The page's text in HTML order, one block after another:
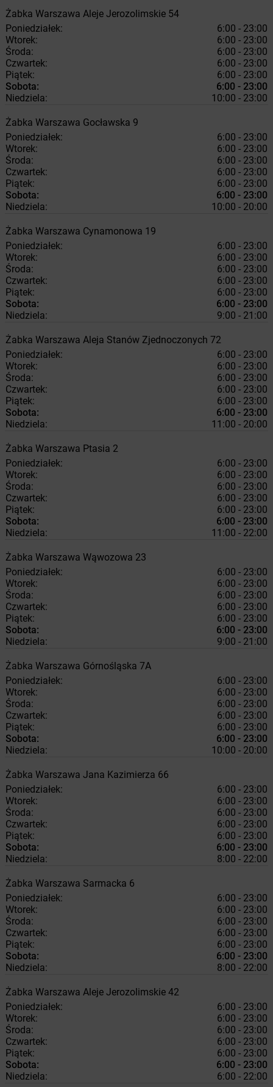
Żabka Warszawa Aleje Jerozolimskie 54
Poniedziałek:
6:00 - 23:00
Wtorek:
6:00 - 23:00
Środa:
6:00 - 23:00
Czwartek:
6:00 - 23:00
Piątek:
6:00 - 23:00
Sobota:
6:00 - 23:00
Niedziela:
10:00 - 23:00
Żabka Warszawa Gocławska 9
Poniedziałek:
6:00 - 23:00
Wtorek:
6:00 - 23:00
Środa:
6:00 - 23:00
Czwartek:
6:00 - 23:00
Piątek:
6:00 - 23:00
Sobota:
6:00 - 23:00
Niedziela:
10:00 - 20:00
Żabka Warszawa Cynamonowa 19
Poniedziałek:
6:00 - 23:00
Wtorek:
6:00 - 23:00
Środa:
6:00 - 23:00
Czwartek:
6:00 - 23:00
Piątek:
6:00 - 23:00
Sobota:
6:00 - 23:00
Niedziela:
9:00 - 21:00
Żabka Warszawa Aleja Stanów Zjednoczonych 72
Poniedziałek:
6:00 - 23:00
Wtorek:
6:00 - 23:00
Środa:
6:00 - 23:00
Czwartek:
6:00 - 23:00
Piątek:
6:00 - 23:00
Sobota:
6:00 - 23:00
Niedziela:
11:00 - 20:00
Żabka Warszawa Ptasia 2
Poniedziałek:
6:00 - 23:00
Wtorek:
6:00 - 23:00
Środa:
6:00 - 23:00
Czwartek:
6:00 - 23:00
Piątek:
6:00 - 23:00
Sobota:
6:00 - 23:00
Niedziela:
11:00 - 22:00
Żabka Warszawa Wąwozowa 23
Poniedziałek:
6:00 - 23:00
Wtorek:
6:00 - 23:00
Środa:
6:00 - 23:00
Czwartek:
6:00 - 23:00
Piątek:
6:00 - 23:00
Sobota:
6:00 - 23:00
Niedziela:
9:00 - 21:00
Żabka Warszawa Górnośląska 7A
Poniedziałek:
6:00 - 23:00
Wtorek:
6:00 - 23:00
Środa:
6:00 - 23:00
Czwartek:
6:00 - 23:00
Piątek:
6:00 - 23:00
Sobota:
6:00 - 23:00
Niedziela:
10:00 - 20:00
Żabka Warszawa Jana Kazimierza 66
Poniedziałek:
6:00 - 23:00
Wtorek:
6:00 - 23:00
Środa:
6:00 - 23:00
Czwartek:
6:00 - 23:00
Piątek:
6:00 - 23:00
Sobota:
6:00 - 23:00
Niedziela:
8:00 - 22:00
Żabka Warszawa Sarmacka 6
Poniedziałek:
6:00 - 23:00
Wtorek:
6:00 - 23:00
Środa:
6:00 - 23:00
Czwartek:
6:00 - 23:00
Piątek:
6:00 - 23:00
Sobota:
6:00 - 23:00
Niedziela:
8:00 - 22:00
Żabka Warszawa Aleje Jerozolimskie 42
Poniedziałek:
6:00 - 23:00
Wtorek:
6:00 - 23:00
Środa:
6:00 - 23:00
Czwartek:
6:00 - 23:00
Piątek:
6:00 - 23:00
Sobota:
6:00 - 23:00
Niedziela:
6:00 - 22:00